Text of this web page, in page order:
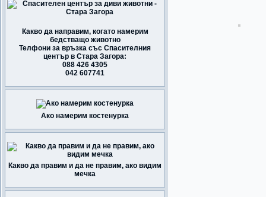
Какво да направим, когато намерим
бедстващо животно
Телфони за връзка със Спасителния
център в Стара Загора:
088 426 4305
042 607741
Ако намерим костенурка
Какво да правим и да не правим, ако видим
мечка